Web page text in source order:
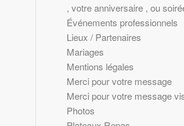
, votre anniversaire , ou
Événements professionnels
Lieux / Partenaires
Mariages
Mentions légales
Merci pour votre message
Merci pour votre message
Photos